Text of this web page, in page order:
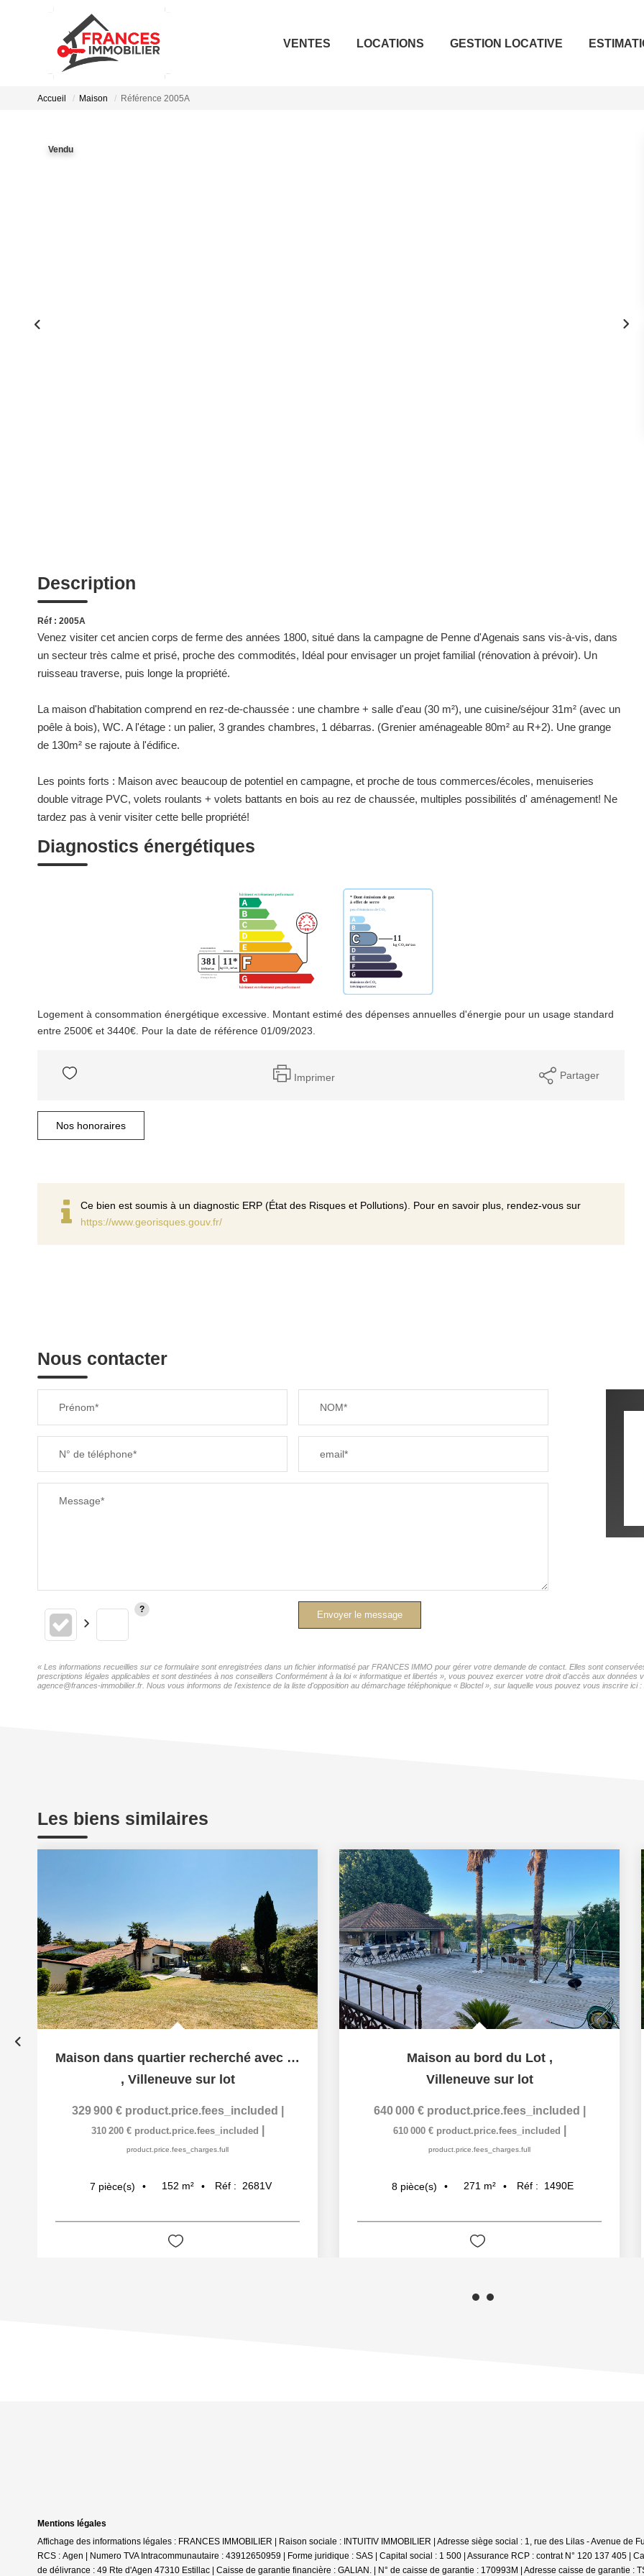
VENTES LOCATIONS GESTION LOCATIVE
Accueil Maison Référence 2005A
Vendu
Description
Réf : 2005A
Venez visiter cet ancien corps de ferme des années 1800, situé dans la campagne de Penne d'Agenais sans vis-à-vis, dans
un secteur très calme et prisé, proche des commodités, Idéal pour envisager un projet familial (rénovation à prévoir). Un
ruisseau traverse, puis longe la propriété.
La maison d'habitation comprend en rez-de-chaussée : une chambre + salle d'eau (30 m²), une cuisine/séjour 31m² (avec un
poêle à bois), WC. A l'étage : un palier, 3 grandes chambres, 1 débarras. (Grenier aménageable 80m² au R+2). Une grange
de 130m² se rajoute à l'édifice.
Les points forts : Maison avec beaucoup de potentiel en campagne, et proche de tous commerces/écoles, menuiseries
double vitrage PVC, volets roulants + volets battants en bois au rez de chaussée, multiples possibilités d' aménagement! Ne
tardez pas à venir visiter cette belle propriété!
Diagnostics énergétiques
Logement à consommation énergétique excessive. Montant estimé des dépenses annuelles d'énergie pour un usage standard
entre 2500€ et 3440€. Pour la date de référence 01/09/2023.
Imprimer Partager
Nos honoraires
Ce bien est soumis à un diagnostic ERP (État des Risques et Pollutions). Pour en savoir plus, rendez-vous sur
https://www.georisques.gouv.fr/
Nous contacter
Prénom* NOM*
N° de téléphone* email*
Message*
Envoyer le message
« Les informations recueillies sur ce formulaire sont enregistrées dans un fichier informatisé par FRANCES IMMO pour gérer votre demande de contact. Elles sont
prescriptions légales applicables et sont destinées à nos conseillers Conformément à la loi « informatique et libertés », vous pouvez exercer votre droit d'accès aux
agence@frances-immobilier.fr. Nous vous informons de l'existence de la liste d'opposition au démarchage téléphonique « Bloctel », sur laquelle vous pouvez vous inscrire ici :
Les biens similaires
Maison dans quartier recherché avec beaux volumes et piscine
, Villeneuve sur lot
329 900 € product.price.fees_included
310 200 € product.price.fees_included
product.price.fees_charges.full
7 pièce(s) 152 m² Réf : 2681V
Maison au bord du Lot ,
Villeneuve sur lot
640 000 € product.price.fees_included
610 000 € product.price.fees_included
product.price.fees_charges.full
8 pièce(s) 271 m² Réf : 1490E
Mentions légales
Affichage des informations légales : FRANCES IMMOBILIER | Raison sociale : INTUITIV IMMOBILIER | Adresse siège social : 1, rue des Lilas - Avenue de
RCS : Agen | Numero TVA Intracommunautaire : 43912650959 | Forme juridique : SAS | Capital social : 1 500 | Assurance RCP : contrat N° 120 137 405 |
de délivrance : 49 Rte d'Agen 47310 Estillac | Caisse de garantie financière : GALIAN. | N° de caisse de garantie : 170993M | Adresse caisse de garantie :